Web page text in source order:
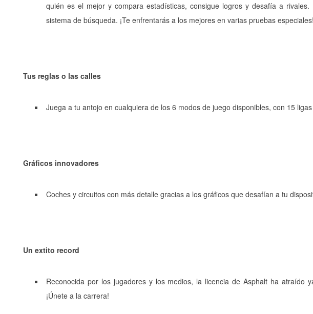
quién es el mejor y compara estadísticas, consigue logros y desafía a
sistema de búsqueda. ¡Te enfrentarás a los mejores en varias pruebas especiales!
Tus reglas o las calles
Juega a tu antojo en cualquiera de los 6 modos de juego disponibles, con 15
Gráficos innovadores
Coches y circuitos con más detalle gracias a los gráficos que desafían a tu
Un extito record
Reconocida por los jugadores y los medios, la licencia de Asphalt ha
¡Únete a la carrera!